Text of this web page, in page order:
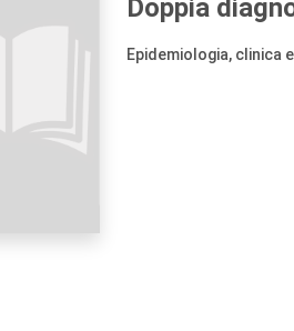
Doppia
Epidemiologia, clinica